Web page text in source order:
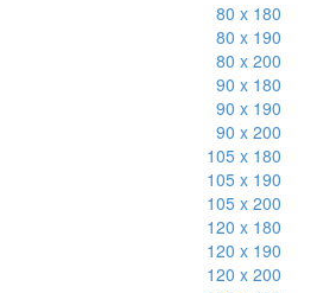
80 x 180
80 x 190
80 x 200
90 x 180
90 x 190
90 x 200
105 x 180
105 x 190
105 x 200
120 x 180
120 x 190
120 x 200